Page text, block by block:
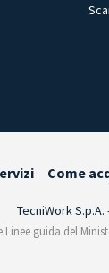
Come
TecniWork S.p.A.
Linee guida del